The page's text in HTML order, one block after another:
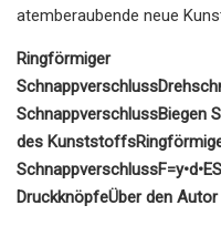
atemberaubende neue
Ringförmiger
Schnappverschluss
SchnappverschlussBiegen
des Kunststoffs
SchnappverschlussF=y•d•ES
DruckknöpfeÜber den Autor